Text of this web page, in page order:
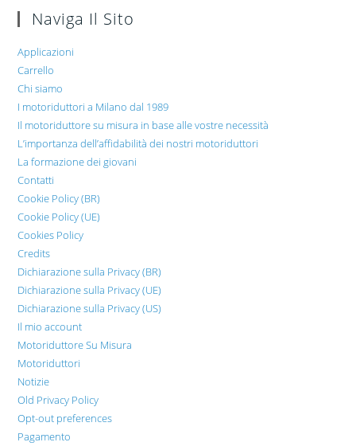
Naviga Il Sito
Applicazioni
Carrello
Chi siamo
I motoriduttori a Milano dal 1989
Il motoriduttore su misura in base alle vostre necessità
L’importanza dell’affidabilità dei nostri motoriduttori
La formazione dei giovani
Contatti
Cookie Policy (BR)
Cookie Policy (UE)
Cookies Policy
Credits
Dichiarazione sulla Privacy (BR)
Dichiarazione sulla Privacy (UE)
Dichiarazione sulla Privacy (US)
Il mio account
Motoriduttore Su Misura
Motoriduttori
Notizie
Old Privacy Policy
Opt-out preferences
Pagamento